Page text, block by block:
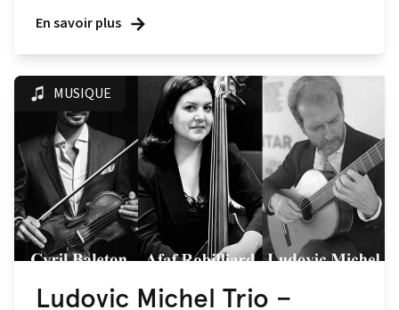
En savoir plus
MUSIQUE
Ludovic Michel Trio –